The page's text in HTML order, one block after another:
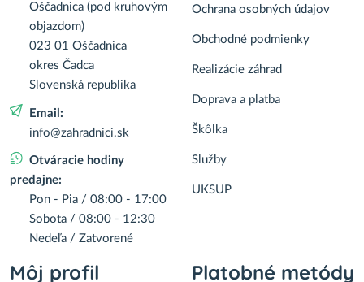
Oščadnica (pod kruhovým
objazdom)
023 01 Oščadnica
okres Čadca
Slovenská republika
Email:
info@zahradnici.sk
Otváracie hodiny
predajne:
Pon - Pia / 08:00 - 17:00
Sobota / 08:00 - 12:30
Nedeľa / Zatvorené
Ochrana osobných údajov
Obchodné podmienky
Realizácie záhrad
Doprava a platba
Škôlka
Služby
UKSUP
Môj profil Platobné metódy